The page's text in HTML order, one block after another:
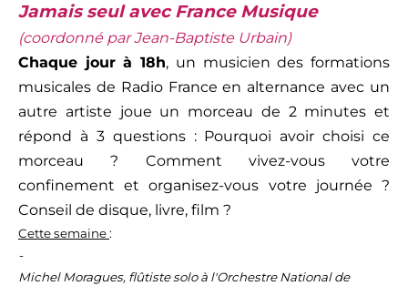
Jamais seul avec France Musique
(coordonné par Jean-Baptiste Urbain)
Chaque jour à 18h, un musicien des formations
musicales de Radio France en alternance avec un
autre artiste joue un morceau de 2 minutes et
répond à 3 questions : Pourquoi avoir choisi ce
morceau ? Comment vivez-vous votre
confinement et organisez-vous votre journée ?
Conseil de disque, livre, film ?
Cette semaine:
-
Michel Moragues, flûtiste solo à l'Orchestre National de